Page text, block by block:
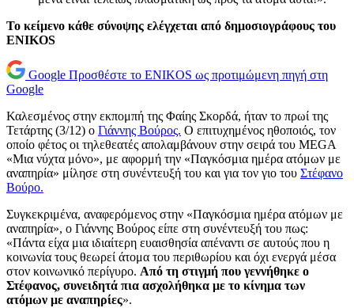
Το κείμενο κάθε σύνοψης ελέγχεται από δημοσιογράφους του
ENIKOS
Google Προσθέστε το ENIKOS ως προτιμώμενη πηγή στη
Google
Καλεσμένος στην εκπομπή της Φαίης Σκορδά, ήταν το πρωί της
Τετάρτης (3/12) ο Γιάννης Βούρος. Ο επιτυχημένος ηθοποιός, τον
οποίο φέτος οι τηλεθεατές απολαμβάνουν στην σειρά του MEGA
«Μια νύχτα μόνο», με αφορμή την «Παγκόσμια ημέρα ατόμων με
αναπηρία» μίλησε στη συνέντευξή του και για τον γιο του Στέφανο
Βούρο.
Συγκεκριμένα, αναφερόμενος στην «Παγκόσμια ημέρα ατόμων με
αναπηρία», ο Γιάννης Βούρος είπε στη συνέντευξή του πως:
«Πάντα είχα μια ιδιαίτερη ευαισθησία απέναντι σε αυτούς που η
κοινωνία τους θεωρεί άτομα του περιθωρίου και όχι ενεργά μέσα
στον κοινωνικό περίγυρο. Από τη στιγμή που γεννήθηκε ο
Στέφανος, συνειδητά πια ασχολήθηκα με το κίνημα των
ατόμων με αναπηρίες».